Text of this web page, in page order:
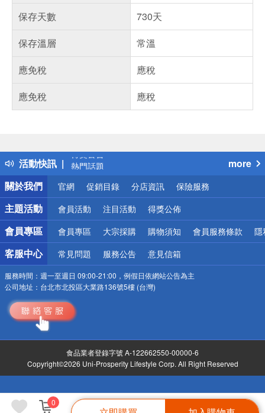
0
保存天數
730天
保存溫層
常溫
應免稅
應稅
應免稅
應稅
活動快訊
得獎公告
熱門話題
銀行優惠
偏遠地區配送
詐騙網頁！請小心！
more
關於我們
官網 促銷目錄 分店資訊 保險服務
主題活動 會員活動 注目活動 得獎公佈
會員專區 會員專區 大宗採購 購物須知 會員服務條款 隱
客服中心 常見問題 服務公告 意見信箱
服務時間： 週一至週日 09:00-21:00，例假日依網站公告為主
公司地址： 台北市北投區大業路136號5樓 (台灣)
食品業者登錄字號 A-122662550-00000-6
Copyright©2026 Uni-Prosperity Lifestyle Corp. All Right Reserved